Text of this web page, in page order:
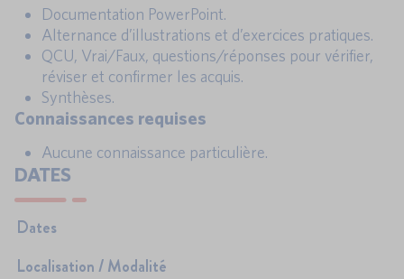
Documentation PowerPoint.
Alternance d’illustrations et d’exercices pratiques.
QCU, Vrai/Faux, questions/réponses pour vérifier,
réviser et confirmer les acquis.
Synthèses.
Connaissances requises
Aucune connaissance particulière.
DATES
Dates
Localisation / Modalité